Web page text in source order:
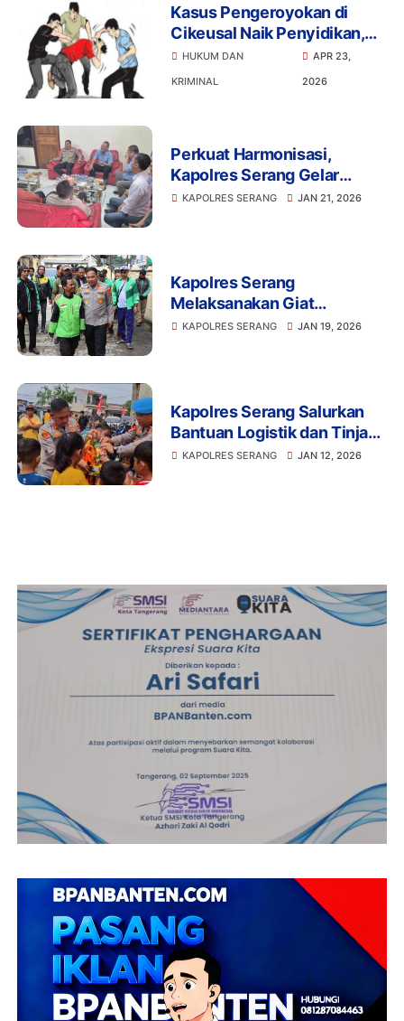
Kasus Pengeroyokan di
Cikeusal Naik Penyidikan,
Empat Terlapor Saling Lapor
dengan Korban
HUKUM DAN
KRIMINAL
APR 23,
2026
Perkuat Harmonisasi,
Kapolres Serang Gelar
‘Ngariung’ Bareng Buruh di
KAPOLRES SERANG JAN 21, 2026
Kapolres Serang
Melaksanakan Giat
Silaturahmi Dengan
KAPOLRES SERANG JAN 19, 2026
Kapolres Serang Salurkan
Bantuan Logistik dan Tinjau
Dapur Umum di Perumahan
KAPOLRES SERANG JAN 12, 2026